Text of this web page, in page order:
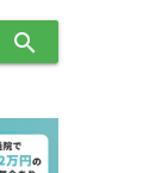
search